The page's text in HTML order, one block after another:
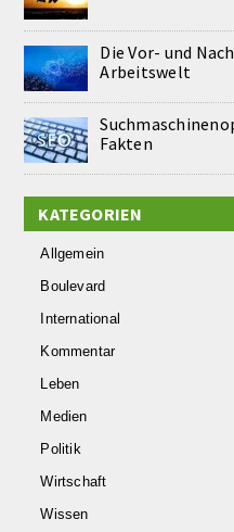
Die Vor- und
Arbeitswelt
Fakten
KATEGORIEN
Allgemein
Boulevard
International
Kommentar
Leben
Medien
Politik
Wirtschaft
Wissen